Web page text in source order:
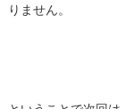
りません。